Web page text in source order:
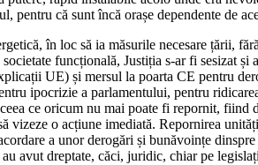
pentru că sunt încă orașe dependente de
în loc să ia măsurile necesare țării,
funcțională, Justiția s-ar fi sesizat
UE) și mersul la poarta CE pentru
ipocrizie a parlamentului, pentru
ce oricum nu mai poate fi repornit,
vizeze o acțiune imediată. Repornirea
a unor derogări și bunăvoințe
avut dreptate, căci, juridic, chiar pe